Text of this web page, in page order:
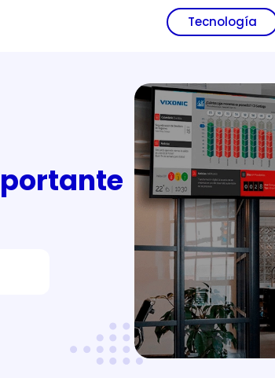
Tecnología